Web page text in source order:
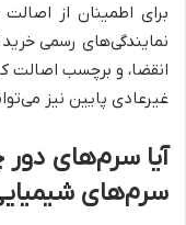
برای اطمینان از
نمایندگی‌های رسمی
انقضا، و برچسب اصالت
غیرعادی پایین نیز
آیا سرم‌های دور
سرم‌های